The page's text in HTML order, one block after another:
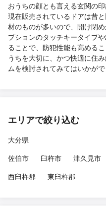
おうちの顔とも言える玄関の
現在販売されているドアは昔
材のものが多いので、開け閉
プションのタッチキータイプ
ることで、防犯性能も高める
うちを大切に、かつ快適に住
ムを検討されてみてはいかがで
エリアで絞り込む
大分県
佐伯市
臼杵市 津久見市
西臼杵郡
東臼杵郡